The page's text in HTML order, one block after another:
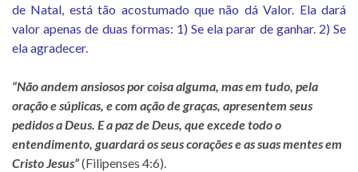
de Natal, está tão acostumado que não dá Valor. Ela dará
valor apenas de duas formas: 1) Se ela parar de ganhar. 2) Se
ela agradecer.
“Não andem ansiosos por coisa alguma, mas em tudo, pela
oração e súplicas, e com ação de graças, apresentem seus
pedidos a Deus. E a paz de Deus, que excede todo o
entendimento, guardará os seus corações e as suas mentes em
Cristo Jesus”(Filipenses 4:6).